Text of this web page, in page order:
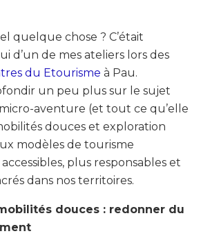
quelque chose ? C’était
d’un de mes ateliers lors des
du Etourisme à Pau.
un peu plus sur le sujet
aventure (et tout ce qu’elle
douces et exploration
modèles de tourisme
plus responsables et
dans nos territoires.
douces : redonner du